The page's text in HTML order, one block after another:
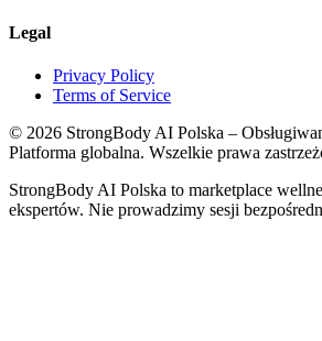
Legal
Privacy Policy
Terms of Service
© 2026 StrongBody AI Polska –
Platforma globalna. Wszelkie prawa
StrongBody AI Polska to marketplace
ekspertów. Nie prowadzimy sesji